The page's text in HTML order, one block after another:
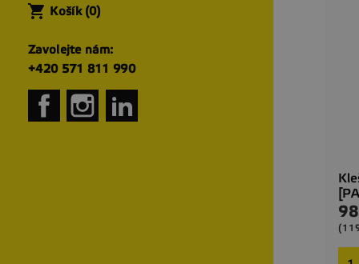
shopping_cart Košík (0)
Zavolejte nám:
+420 571 811 990
FacebookInstagram